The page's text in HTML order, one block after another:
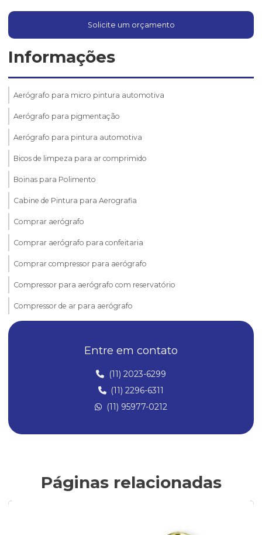
Solicite um orçamento
Informações
Aerógrafo para micro pintura automotiva
Aerógrafo para pigmentação
Aerógrafo para pintura automotiva
Bicos de limpeza para ar comprimido
Boinas para Polimento
Cabine de Pintura para Aerografia
Comprar aerógrafo
Comprar aerógrafo para confeitaria
Comprar compressor para aerógrafo
Compressor para aerógrafo com reservatório
Compressor de ar para aerógrafo
Compressor de ar silencioso para aerografia
Compressor para pistola de pintura
Compressores para aerografia
Compressores de ar Direto
Conexões Instantâneas
Entre em contato
(11) 2023-6299
(11) 2296-6311
(11) 95977-0212
Páginas relacionadas